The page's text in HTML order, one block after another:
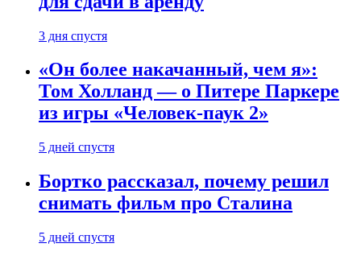
3 дня спустя
«Он более накачанный, чем я»:
Том Холланд — о Питере Паркере
из игры «Человек-паук 2»
5 дней спустя
Бортко рассказал, почему решил
снимать фильм про Сталина
5 дней спустя